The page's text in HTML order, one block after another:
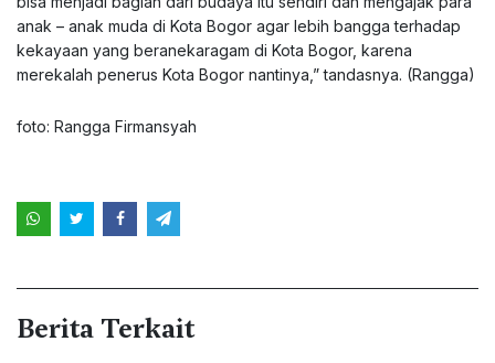
anak – anak muda di Kota Bogor agar lebih bangga terhadap
kekayaan yang beranekaragam di Kota Bogor, karena
merekalah penerus Kota Bogor nantinya,” tandasnya. (Rangga)
foto: Rangga Firmansyah
Berita Terkait